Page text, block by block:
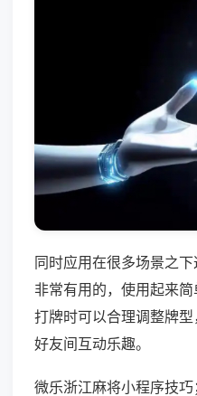
同时应用在很多场景之
非常有用的，使用起来
打牌时可以合理调整牌
好友间互动乐趣。
微乐浙江麻将小程序技